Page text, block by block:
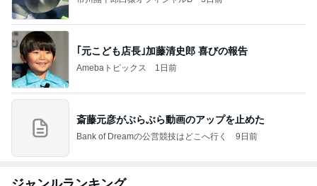
｢元こども店長｣加藤清史郎 喜びの報告
Amebaトピックス 1日前
斎藤元彦がぶらぶら動画のアップを止めた
Bank of Dreamの公営競技はどこへ行く 9日前